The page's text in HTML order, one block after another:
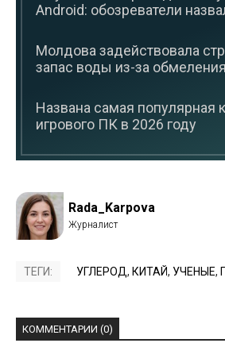
Android: обозреватели
Молдова задействовала
запас воды из-за
Названа самая популярная
игрового ПК в 2026 году
Rada_Karpova
ТЕГИ: УГЛЕРОД, КИТАЙ, УЧЕНЫЕ,
КОММЕНТАРИИ (0)